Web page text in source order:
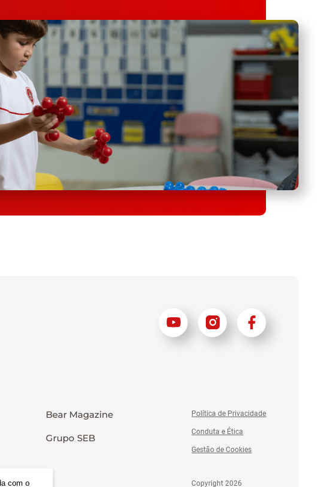
Bear Magazine
Grupo SEB
Política de Privacidade
Conduta e Ética
Gestão de Cookies
Copyright 2026
com o